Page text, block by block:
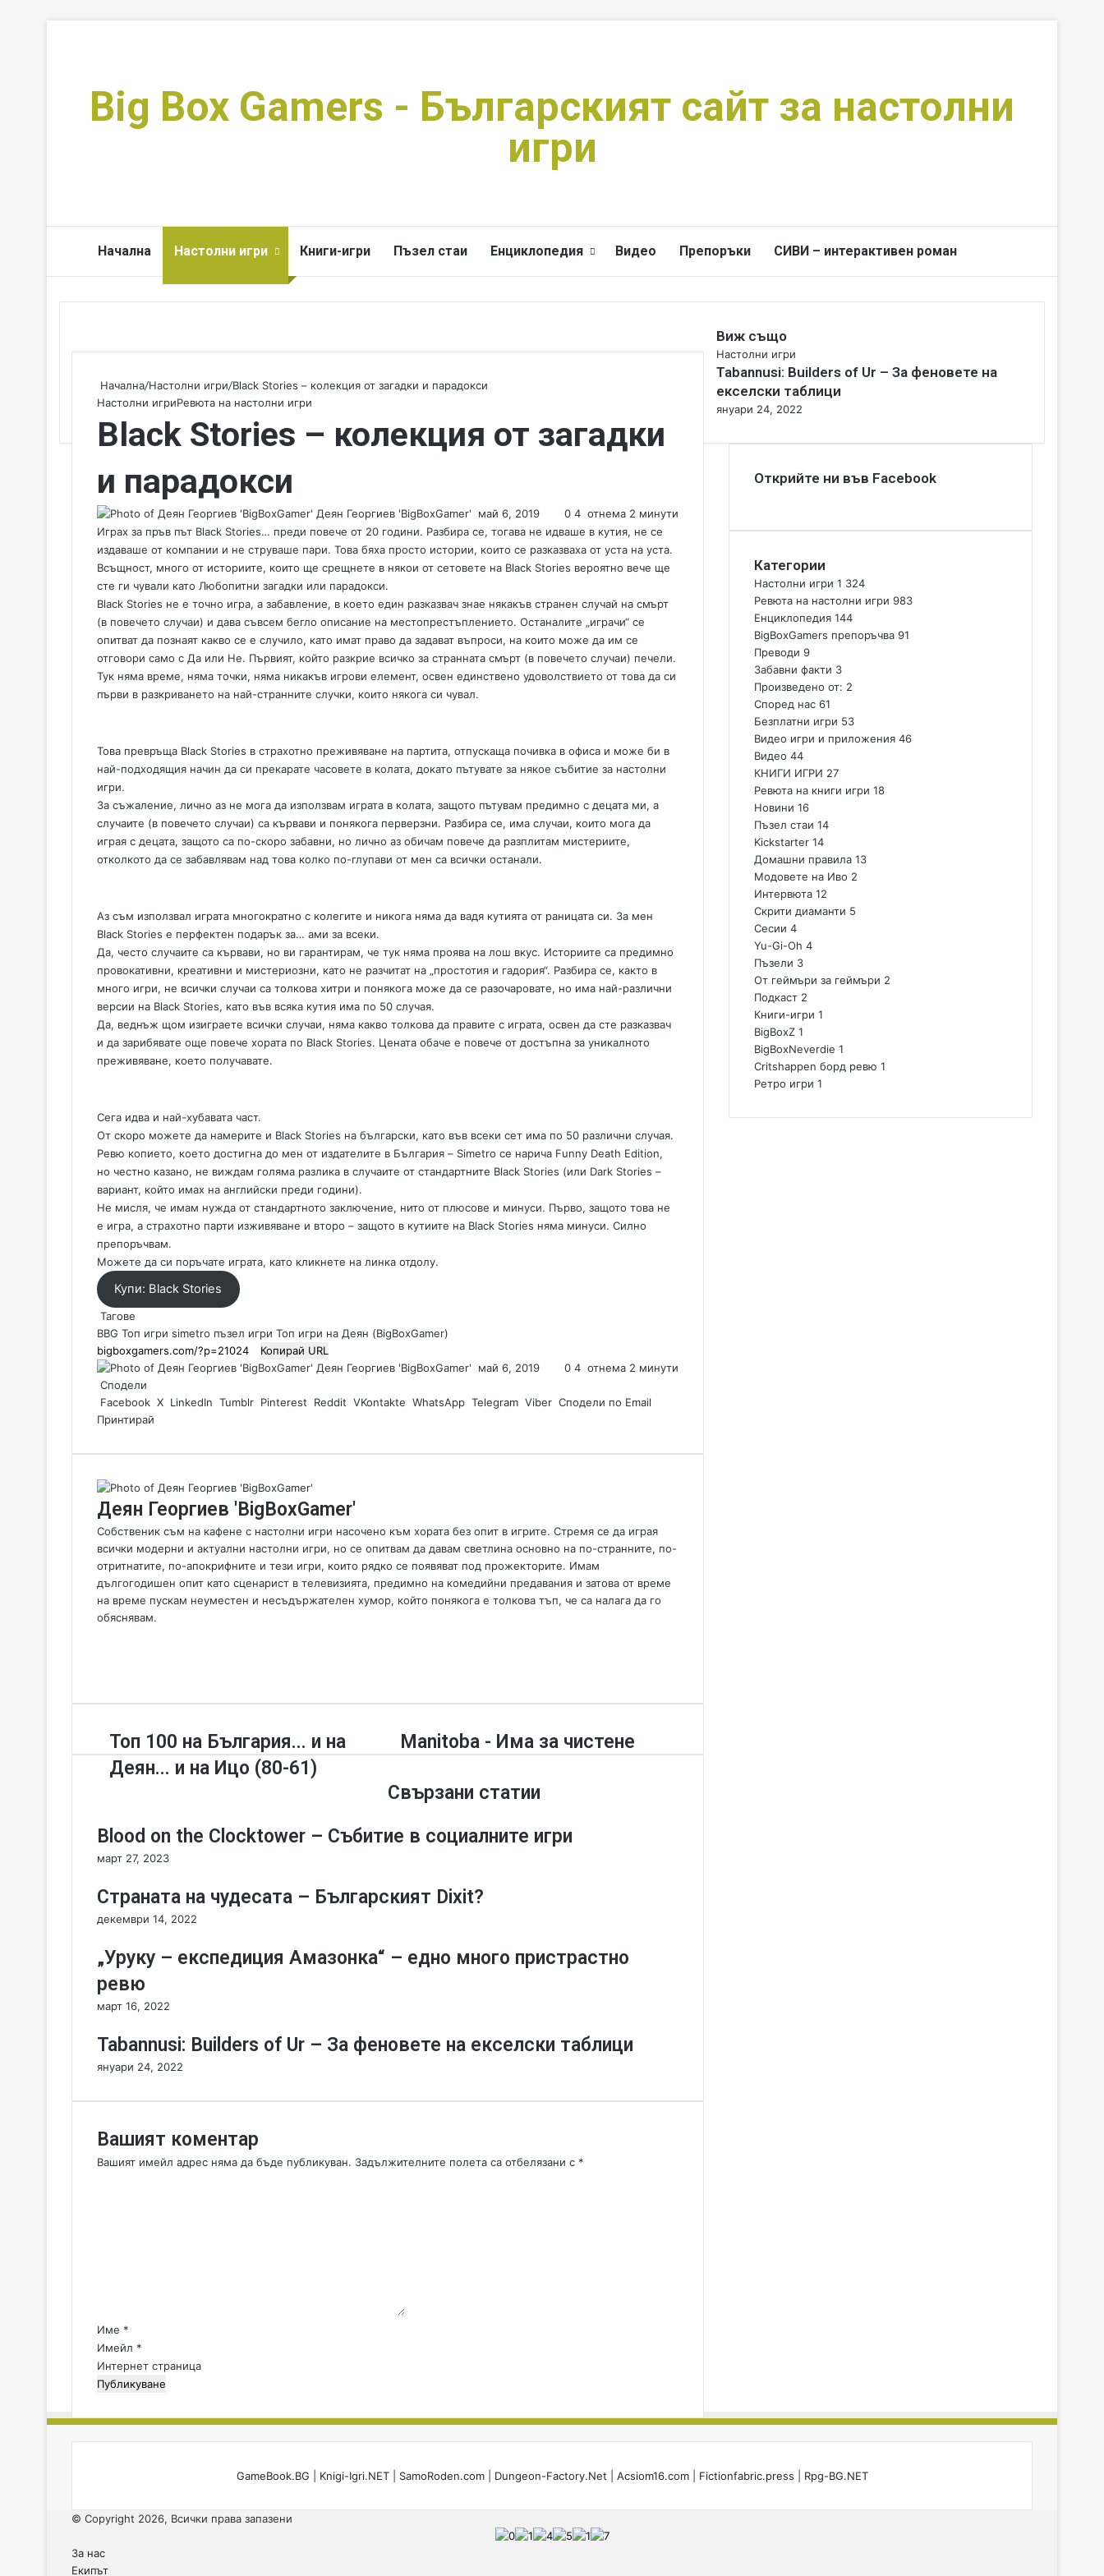
Big Box Gamers - Българският сайт за настолни
игри
Начална Настолни игри Книги-игри Пъзел стаи Енциклопедия Видео Препоръки СИВИ – интерактивен роман
Начална/Настолни игри/Black Stories – колекция от загадки и парадокси
Настолни игриРевюта на настолни игри
Black Stories – колекция от загадки
и парадокси
Деян Георгиев 'BigBoxGamer'
S
e
n
d
n
май 6, 2019 0 4 отнема 2 минути
Играх за пръв път Black Stories… преди повече от 20 години. Разбира се, тогава не идваше в кутия, не се
издаваше от компании и не струваше пари. Това бяха просто истории, които се разказваха от уста на уста.
Всъщност, много от историите, които ще срещнете в някои от сетовете на Black Stories вероятно вече ще
сте ги чували като Любопитни загадки или парадокси.
Black Stories не е точно игра, а забавление, в което един разказвач знае някакъв странен случай на смърт
(в повечето случаи) и дава съвсем бегло описание на местопрестъплението. Останалите „играчи“ се
опитват да познаят какво се е случило, като имат право да задават въпроси, на които може да им се
отговори само с Да или Не. Първият, който разкрие всичко за странната смърт (в повечето случаи) печели.
Тук няма време, няма точки, няма никакъв игрови елемент, освен единствено удоволствието от това да си
първи в разкриването на най-странните случки, които някога си чувал.
Това превръща Black Stories в страхотно преживяване на партита, отпускаща почивка в офиса и може би в
най-подходящия начин да си прекарате часовете в колата, докато пътувате за някое събитие за настолни
игри.
За съжаление, лично аз не мога да използвам играта в колата, защото пътувам предимно с децата ми, а
случаите (в повечето случаи) са кървави и понякога перверзни. Разбира се, има случаи, които мога да
играя с децата, защото са по-скоро забавни, но лично аз обичам повече да разплитам мистериите,
отколкото да се забавлявам над това колко по-глупави от мен са всички останали.
Аз съм използвал играта многократно с колегите и никога няма да вадя кутията от раницата си. За мен
Black Stories е перфектен подарък за… ами за всеки.
Да, често случаите са кървави, но ви гарантирам, че тук няма проява на лош вкус. Историите са предимно
провокативни, креативни и мистериозни, като не разчитат на „простотия и гадория“. Разбира се, както в
много игри, не всички случаи са толкова хитри и понякога може да се разочаровате, но има най-различни
версии на Black Stories, като във всяка кутия има по 50 случая.
Да, веднъж щом изиграете всички случаи, няма какво толкова да правите с играта, освен да сте разказвач
и да зарибявате още повече хората по Black Stories. Цената обаче е повече от достъпна за уникалното
преживяване, което получавате.
Сега идва и най-хубавата част.
От скоро можете да намерите и Black Stories на български, като във всеки сет има по 50 различни случая.
Ревю копието, което достигна до мен от издателите в България – Simetro се нарича Funny Death Edition,
но честно казано, не виждам голяма разлика в случаите от стандартните Black Stories (или Dark Stories –
вариант, който имах на английски преди години).
Не мисля, че имам нужда от стандартното заключение, нито от плюсове и минуси. Първо, защото това не
е игра, а страхотно парти изживяване и второ – защото в кутиите на Black Stories няма минуси. Силно
препоръчвам.
Можете да си поръчате играта, като кликнете на линка отдолу.
Купи: Black Stories
Тагове
BBG Топ игри simetro пъзел игри Топ игри на Деян (BigBoxGamer)
Копирай URL
Деян Георгиев 'BigBoxGamer'
S
n
n
l
май 6, 2019 0 4 отнема 2 минути
Сподели
Facebook X LinkedIn Tumblr Pinterest Reddit VKontakte WhatsApp Telegram Viber Сподели по Email
Принтирай
Деян Георгиев 'BigBoxGamer'
Собственик съм на кафене с настолни игри насочено към хората без опит в игрите. Стремя се да играя
всички модерни и актуални настолни игри, но се опитвам да давам светлина основно на по-странните, по-
отритнатите, по-апокрифните и тези игри, които рядко се появяват под прожекторите. Имам
дългогодишен опит като сценарист в телевизията, предимно на комедийни предавания и затова от време
на време пускам неуместен и несъдържателен хумор, който понякога е толкова тъп, че са налага да го
обяснявам.
ie
o
u
b
Т
о
п
н
а
ъ
г
р
и
.
.
и
а
е
н
-
1
)
Топ 100 на България... и на
Деян... и на Ицо (80-61)
M
a
i
b
И
а
е
Manitoba - Има за чистене
Свързани статии
Blood on the Clocktower – Събитие в социалните игри
март 27, 2023
Страната на чудесата – Българският Dixit?
декември 14, 2022
„Уруку – експедиция Амазонка“ – едно много пристрастно
ревю
март 16, 2022
Tabannusi: Builders of Ur – За феновете на екселски таблици
януари 24, 2022
Вашият коментар
Вашият имейл адрес няма да бъде публикуван. Задължителните полета са отбелязани с *
:
*
Име *
Имейл *
Интернет страница
Виж също
C
l
o
s
Настолни игри
Tabannusi: Builders of Ur – За феновете на
екселски таблици
януари 24, 2022
Открийте ни във Facebook
Категории
Настолни игри 1 324
Ревюта на настолни игри 983
Енциклопедия 144
BigBoxGamers препоръчва 91
Преводи 9
Забавни факти 3
Произведено от: 2
Според нас 61
Безплатни игри 53
Видео игри и приложения 46
Видео 44
КНИГИ ИГРИ 27
Ревюта на книги игри 18
Новини 16
Пъзел стаи 14
Kickstarter 14
Домашни правила 13
Модовете на Иво 2
Интервюта 12
Скрити диаманти 5
Сесии 4
Yu-Gi-Oh 4
Пъзели 3
От геймъри за геймъри 2
Подкаст 2
Книги-игри 1
BigBoxZ 1
BigBoxNeverdie 1
Critshappen борд ревю 1
Ретро игри 1
GameBook.BG Knigi-Igri.NET| SamoRoden.com| Dungeon-Factory.Net Acsiom16.com| Fictionfabric.press Rpg-BG.NET
© Copyright 2026, Всички права запазени
За нас
Екипът